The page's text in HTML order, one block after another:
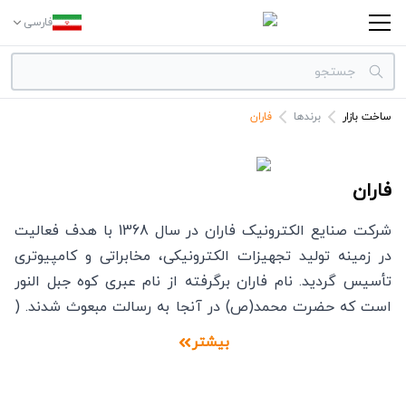
فارسی
دسته بندی‌ها
ساخت بازار برندها فاران
فاران
شرکت صنایع الکترونیک فاران در سال 1368 با هدف فعالیت
در زمینه تولید تجهیزات الکترونیکی، مخابراتی و کامپیوتری
تأسیس گردید. نام فاران برگرفته از نام عبری کوه جبل النور
است که حضرت محمد(ص) در آنجا به رسالت مبعوث شدند. (
برگرفته از متن دعای سمات). عمده تمرکز شرکت صنایع
بیشتر